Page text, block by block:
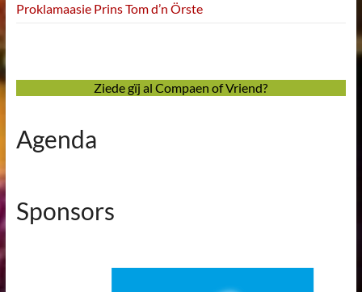
Proklamaasie Prins Tom d’n Örste
Ziede gïj al Compaen of Vriend?
Agenda
Sponsors